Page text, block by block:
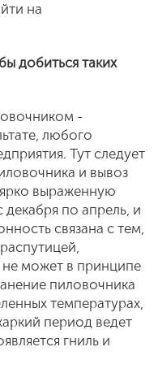
на
добиться таких
-
любого
Тут следует
и вывоз
выраженную
по апрель, и
связана с тем,
не может в принципе
пиловочника
температурах,
период ведет
гниль и